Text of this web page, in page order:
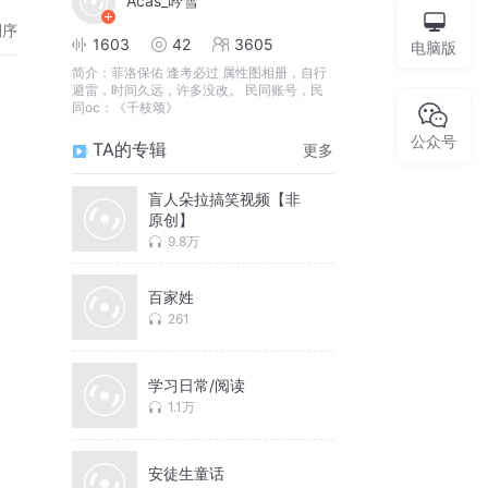
1603 42 3605
简介： 菲洛保佑 逢考必过 属性图相册，自行
避雷，时间久远，许多没改。 民同账号，民
同oc：《千枝颂》
TA的专辑 更多
盲人朵拉搞笑视频【非
原创】
9.8万
百家姓
261
学习日常/阅读
1.1万
安徒生童话
电脑版
公众号